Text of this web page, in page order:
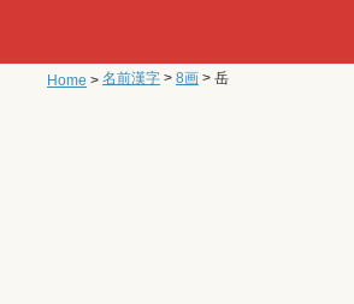
Home > 名前漢字 > 8画 > 岳